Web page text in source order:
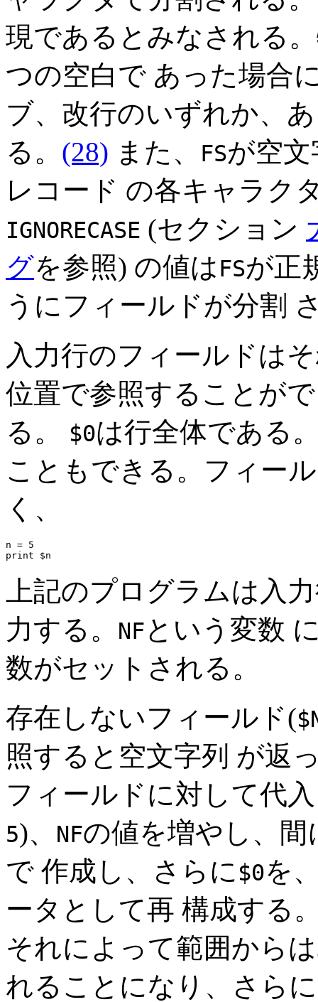
現であるとみなされる
つの空白で あった場合
ブ、改行のいずれか、
る。 (28) また、 FSが空
レコード の各キャラク
IGNORECASE (セクション
グを参照) の値はFSが正
うにフィールドが分割
入力行のフィールドは
位置で参照することが
る。
$0は行全体である
こともできる。フィー
く、
n = 5
上記のプログラムは入
力する。
NFという変数
数がセットされる。
存在しないフィールド(
照すると空文字列 が返
フィールドに対して代
5)、 NFの値を増やし、
で 作成し、さらに$0を
ータとして再 構成する
それによって範囲から
れることになり、さらに